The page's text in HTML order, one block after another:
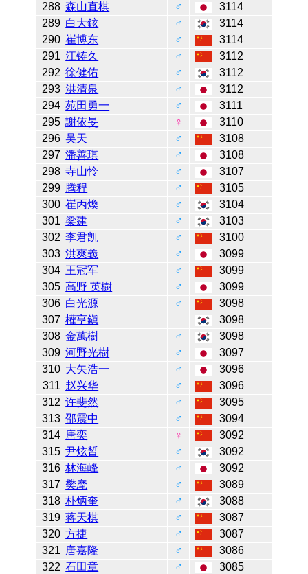
288 森山直棋 ♂
3114
289 白大鉉 ♂
3114
290 崔博东 ♂
3114
291 江铸久 ♂
3112
292 徐健佑 ♂
3112
293 洪清泉 ♂
3112
294 苑田勇一 ♂
3111
295 謝依旻 ♀
3110
296 吴天 ♂
3108
297 潘善琪 ♂
3108
298 寺山怜 ♂
3107
299 腾程 ♂
3105
300 崔丙煥 ♂
3104
301 梁建 ♂
3103
302 李君凯 ♂
3100
303 洪爽義 ♂
3099
304 王冠军 ♂
3099
305 高野 英樹 ♂
3099
306 白光源 ♂
3098
307 權亨鎭
3098
308 金萬樹 ♂
3098
309 河野光樹 ♂
3097
310 大矢浩一 ♂
3096
311 赵兴华 ♂
3096
312 许斐然 ♂
3095
313 邵震中 ♂
3094
314 唐奕 ♀
3092
315 尹炫晳 ♂
3092
316 林海峰 ♂
3092
317 樊麾 ♂
3089
318 朴炳奎 ♂
3088
319 蒋天棋 ♂
3087
320 方捷 ♂
3087
321 唐嘉隆 ♂
3086
322 石田章 ♂
3085